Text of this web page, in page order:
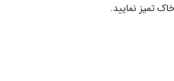
تمیز نمایید.